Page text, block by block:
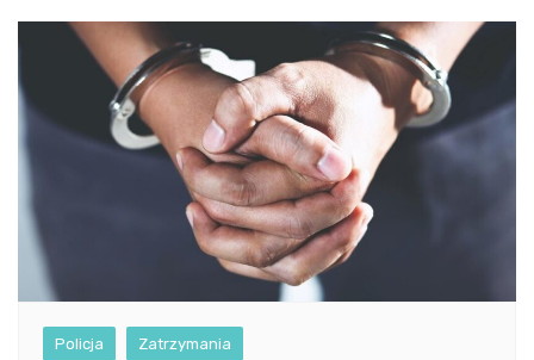
Policja Zatrzymania